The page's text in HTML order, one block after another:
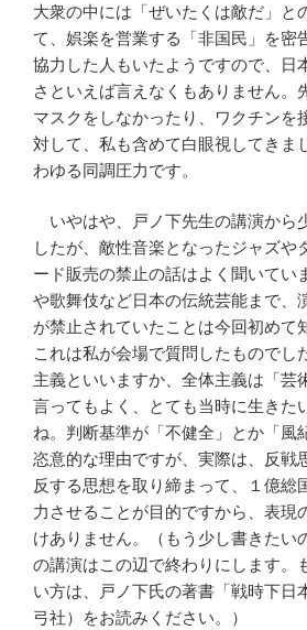
大衆の中には「ぜいたくは敵だ」と
て、娯楽を営業する「非国民」を密
協力した人もいたようですので、日
さといえば言えなくもありません。
マスクをしなかったり、ワクチンを
対して、私も含めて白眼視してきま
わゆる同調圧力です。
いやはや、戸ノ下先生の講演から
したが、敵性音楽となったジャズや
ード販売の禁止の話はよく聞いてい
や歌舞伎など日本の伝統芸能まで、
が禁止されていたことは今回初めて
これは私が会場で質問したものでし
主義といいますか、全体主義は「芸
言ってもよく、とても当時に生きた
ね。判断基準が「不健全」とか「風
恣意的な理由ですが、実際は、反戦
反する思想を取り締まって、１億総
力させることが目的ですから、表現
けありません。（もう少し書きたい
の講演はこの辺で終わりにします。
い方は、戸ノ下氏の著書「戦時下日
弓社）をお読みください。）